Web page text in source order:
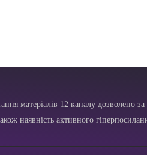
матеріалів 12 каналу дозволено
наявність активного